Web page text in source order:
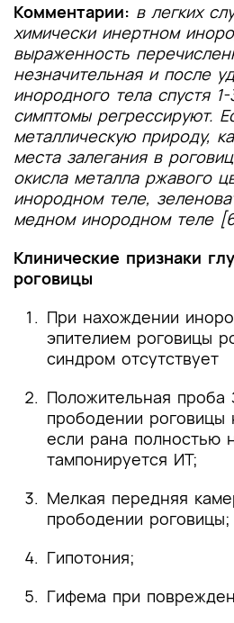
Комментарии: в легких
химически инертном
выраженность
незначительная и после
инородного тела спустя
симптомы регрессируют.
металлическую природу,
места залегания в
окисла металла ржавого
инородном теле,
медном инородном теле
Клинические признаки
роговицы
При нахождении
эпителием роговицы
синдром отсутствует
Положительная проба
прободении роговицы
если рана полностью
тампонируется ИТ;
Мелкая передняя
прободении роговицы;
Гипотония;
Гифема при